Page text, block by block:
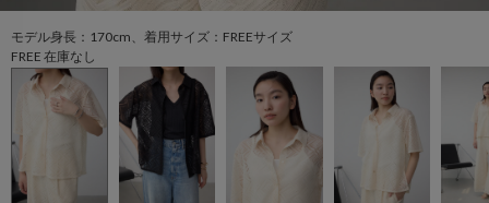
モデル身長：170cm、着用サイズ：FREEサイズ
FREE 在庫なし